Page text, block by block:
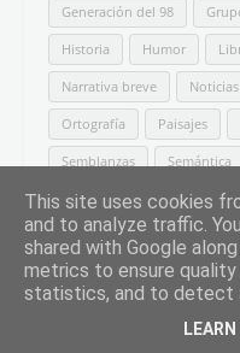
Generación del 98
Historia Humor
Narrativa breve
Ortografía Paisajes
Semblanzas Semántica
Textos argumentativos
This site uses cookies
and to analyze traffic.
shared with Google
metrics to ensure
statistics, and to detect